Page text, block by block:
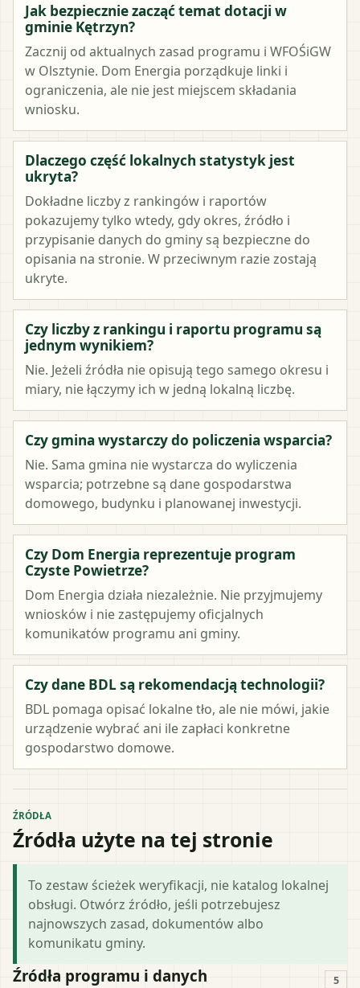
Jak bezpiecznie zacząć temat dotacji w
gminie Kętrzyn?
Zacznij od aktualnych zasad programu i WFOŚiGW
w Olsztynie. Dom Energia porządkuje linki i
ograniczenia, ale nie jest miejscem składania
wniosku.
Dlaczego część lokalnych statystyk jest
ukryta?
Dokładne liczby z rankingów i raportów
pokazujemy tylko wtedy, gdy okres, źródło i
przypisanie danych do gminy są bezpieczne do
opisania na stronie. W przeciwnym razie zostają
ukryte.
Czy liczby z rankingu i raportu programu są
jednym wynikiem?
Nie. Jeżeli źródła nie opisują tego samego okresu i
miary, nie łączymy ich w jedną lokalną liczbę.
Czy gmina wystarczy do policzenia wsparcia?
Nie. Sama gmina nie wystarcza do wyliczenia
wsparcia; potrzebne są dane gospodarstwa
domowego, budynku i planowanej inwestycji.
Czy Dom Energia reprezentuje program
Czyste Powietrze?
Dom Energia działa niezależnie. Nie przyjmujemy
wniosków i nie zastępujemy oficjalnych
komunikatów programu ani gminy.
Czy dane BDL są rekomendacją technologii?
BDL pomaga opisać lokalne tło, ale nie mówi, jakie
urządzenie wybrać ani ile zapłaci konkretne
gospodarstwo domowe.
ŹRÓDŁA
Źródła użyte na tej stronie
To zestaw ścieżek weryfikacji, nie katalog lokalnej
obsługi. Otwórz źródło, jeśli potrzebujesz
najnowszych zasad, dokumentów albo
komunikatu gminy.
Źródła programu i danych 5